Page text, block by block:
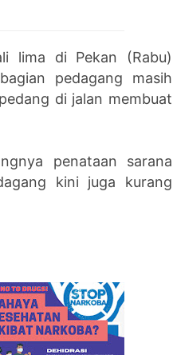
lima di Pekan (Rabu)
pedagang masih
di jalan membuat
penataan sarana
kini juga kurang